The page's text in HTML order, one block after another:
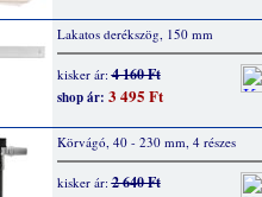
Lakatos derékszög, 150 mm
kisker ár:4 160 Ft
shop ár: 3 495 Ft
Körvágó, 40 - 230 mm, 4 részes
kisker ár:2 640 Ft